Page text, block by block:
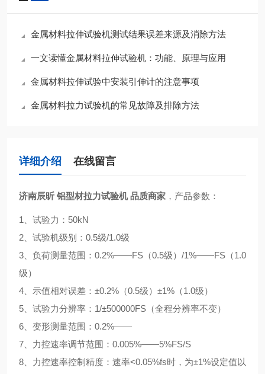
金属材料拉伸试验机测试结果误差来源及消除方法
一文读懂金属材料拉伸试验机：功能、原理与应用​
金属材料拉伸试验中安装引伸计的注意事项
金属材料拉力试验机的常见故障及排除方法
详细介绍 在线留言
济南辰昕 铝型材拉力试验机 品质商家 ，产品参数：
1、试验力：50kN
2、试验机级别：0.5级/1.0级
3、负荷测量范围：0.2%——FS（0.5级）/1%——FS（1.0
级）
4、示值相对误差：±0.2%（0.5级）±1%（1.0级）
5、试验力分辨率：1/±500000FS（全程分辨率不变）
6、变形测量范围：0.2%——
7、力控速率调节范围：0.005%——5%FS/S
8、力控速率控制精度：速率<0.05%fs时，为±1%设定值以